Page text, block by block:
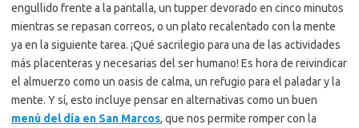
engullido frente a la pantalla, un tupper devorado en cinco minutos
mientras se repasan correos, o un plato recalentado con la mente
ya en la siguiente tarea. ¡Qué sacrilegio para una de las actividades
más placenteras y necesarias del ser humano! Es hora de reivindicar
el almuerzo como un oasis de calma, un refugio para el paladar y la
mente. Y sí, esto incluye pensar en alternativas como un buen
menú del día en San Marcos, que nos permite romper con la